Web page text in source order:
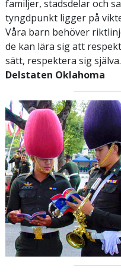
familjer, stadsdelar och
tyngdpunkt ligger på
Våra barn behöver
de kan lära sig att
sätt, respektera sig
Delstaten Oklahoma